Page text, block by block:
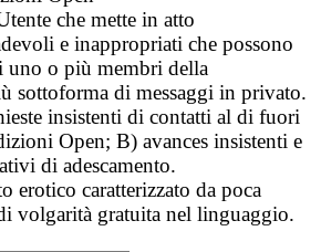
che mette in atto
e inappropriati che possono
uno o più membri della
sottoforma di messaggi in privato.
insistenti di contatti al di fuori
Open; B) avances insistenti e
di adescamento.
erotico caratterizzato da poca
volgarità gratuita nel linguaggio.